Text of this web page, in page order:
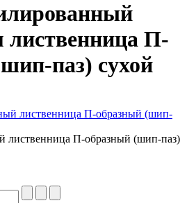
лиственница П-
паз) сухой
лиственница П-образный (шип-паз)